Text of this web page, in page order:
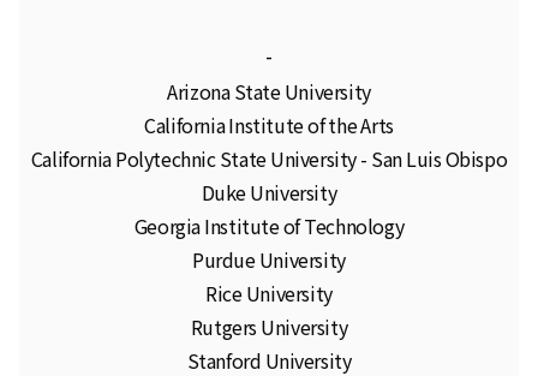
-
Arizona State University
California Institute of the Arts
California Polytechnic State University - San Luis Obispo
Duke University
Georgia Institute of Technology
Purdue University
Rice University
Rutgers University
Stanford University